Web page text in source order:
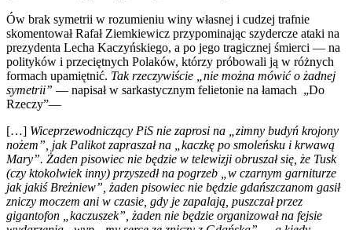
Ów brak symetrii w rozumieniu winy własnej i cudzej trafnie
skomentował Rafał Ziemkiewicz przypominając szydercze ataki na
prezydenta Lecha Kaczyńskiego, a po jego tragicznej śmierci — na
polityków i przeciętnych Polaków, którzy próbowali ją w różnych
formach upamiętnić. Tak rzeczywiście „nie można mówić o żadnej
symetrii” — napisał w sarkastycznym felietonie na łamach „Do
Rzeczy”—
[…] Wiceprzewodniczący PiS nie zaprosi na „zimny budyń krojony
nożem”, jak Palikot zapraszał na „kaczkę po smoleńsku i krwawą
Mary”. Żaden pisowiec nie będzie w telewizji obruszał się, że Tusk
(czy ktokolwiek inny) przyszedł na pogrzeb „w czarnym garniturze
jak jakiś Breżniew”, żaden pisowiec nie będzie gdańszczanom gasił
zniczy moczem ani w czasie, gdy je zapalają, puszczał przez
gigantofon „kaczuszek”, żaden nie będzie organizował na fejsie